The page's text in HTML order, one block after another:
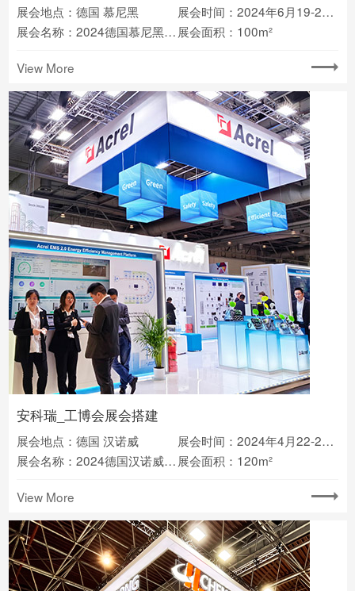
展会地点：德国 慕尼黑
展会时间：2024年6月19-21日
展会名称：2024德国慕尼黑太阳能光伏展览会 展会面积：100m²
View More
安科瑞_工博会展会搭建
展会地点：德国 汉诺威
展会时间：2024年4月22-26日
展会名称：2024德国汉诺威工博会 展会面积：120m²
View More